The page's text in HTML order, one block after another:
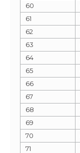
60
61
62
63
64
65
66
67
68
69
70
71